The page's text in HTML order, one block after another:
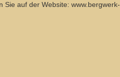
auf der Website: www.bergwerk-